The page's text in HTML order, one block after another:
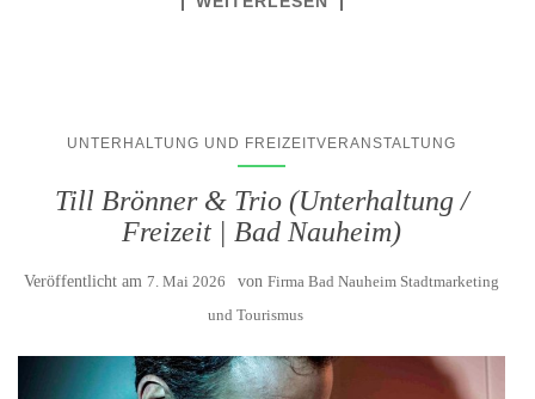
UNTERHALTUNG UND FREIZEITVERANSTALTUNG
Till Brönner & Trio (Unterhaltung /
Freizeit | Bad Nauheim)
Veröffentlicht am 7. Mai 2026 von Firma Bad Nauheim Stadtmarketing
und Tourismus